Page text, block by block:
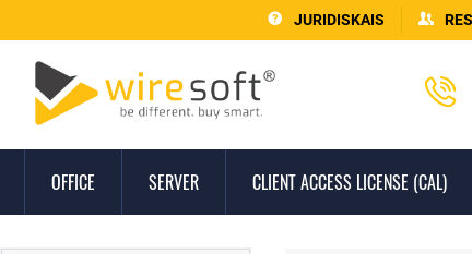
JURIDISKAIS
OFFICE SERVER CLIENT ACCESS LICENSE (CAL)